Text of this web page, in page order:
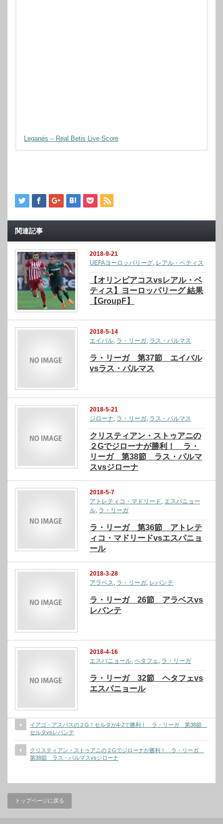
Leganés – Real Betis Live Score
関連記事
2018-9-21
UEFAヨーロッパリーグ レアル・ベティス
【オリンピアコスvsレアル・ベ
ティス】ヨーロッパリーグ 結果
【GroupF】
2018-5-14
エイバル, ラ・リーガ, ラス・パルマス
ラ・リーガ 第37節 エイバル
vsラス・パルマス
2018-5-21
ジローナ, ラ・リーガ, ラス・パルマス
クリスティアン・ストゥアニの
２Gでジローナが勝利！ ラ・
リーガ 第38節 ラス・パルマ
スvsジローナ
2018-5-7
アトレティコ・マドリード, エスパニョー
ル, ラ・リーガ
ラ・リーガ 第36節 アトレテ
ィコ・マドリードvsエスパニョ
ール
2018-3-28
アラベス, ラ・リーガ, レバンテ
ラ・リーガ 26節 アラベスvs
レバンテ
2018-4-16
エスパニョール ,ヘタフェ ラ・リーガ
ラ・リーガ 32節 ヘタフェvs
エスパニョール
イアゴ・アスパスの２G！セルタが4-2で勝利！ ラ・リーガ 第38節
セルタvsレバンテ
クリスティアン・ストゥアニの２Gでジローナが勝利！ ラ・リーガ
第38節 ラス・パルマスvsジローナ
トップページに戻る